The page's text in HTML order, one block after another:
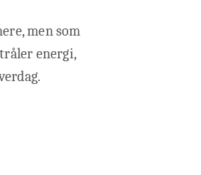
men som
energi,